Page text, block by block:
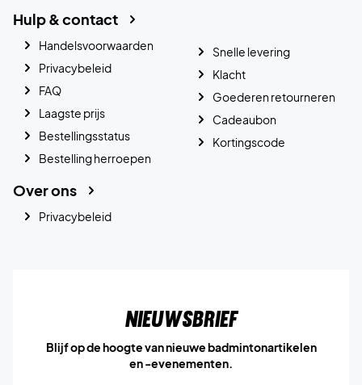
Hulp & contact
Handelsvoorwaarden
Privacybeleid
FAQ
Laagste prijs
Bestellingsstatus
Bestelling herroepen
Snelle levering
Klacht
Goederen retourneren
Cadeaubon
Kortingscode
Over ons
Privacybeleid
Nieuwsbrief
Blijf op de hoogte van nieuwe badmintonartikelen
en -evenementen.